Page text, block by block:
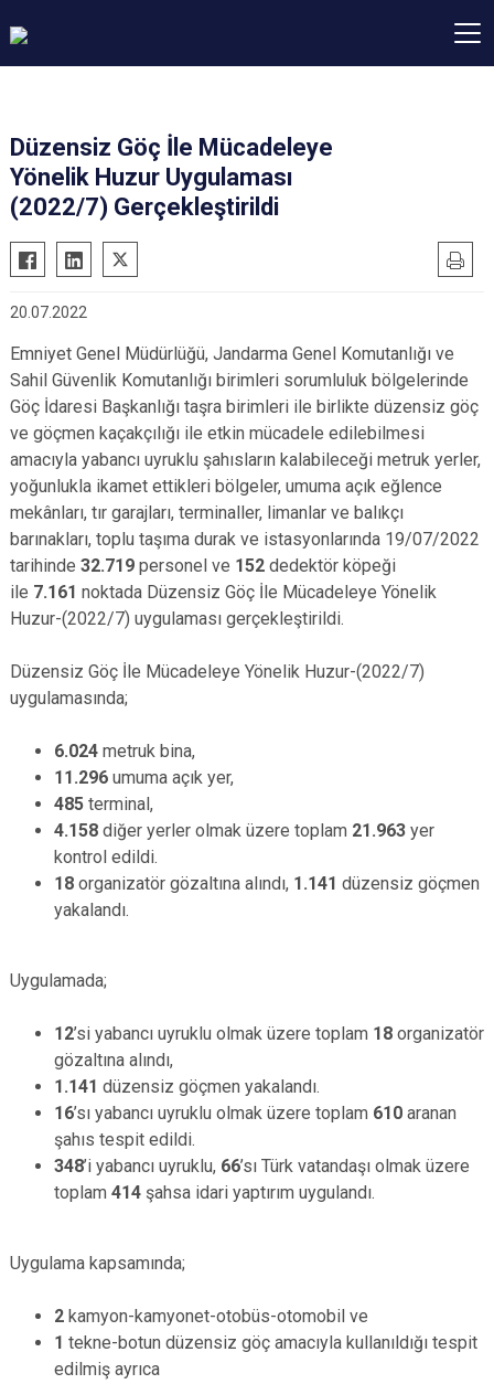
Düzensiz Göç İle Mücadeleye
Yönelik Huzur Uygulaması
(2022/7) Gerçekleştirildi
20.07.2022
Emniyet Genel Müdürlüğü, Jandarma Genel Komutanlığı ve
Sahil Güvenlik Komutanlığı birimleri sorumluluk bölgelerinde
Göç İdaresi Başkanlığı taşra birimleri ile birlikte düzensiz göç
ve göçmen kaçakçılığı ile etkin mücadele edilebilmesi
amacıyla yabancı uyruklu şahısların kalabileceği metruk yerler,
yoğunlukla ikamet ettikleri bölgeler, umuma açık eğlence
mekânları, tır garajları, terminaller, limanlar ve balıkçı
barınakları, toplu taşıma durak ve istasyonlarında 19/07/2022
tarihinde 32.719 personel ve 152 dedektör köpeği
ile 7.161 noktada Düzensiz Göç İle Mücadeleye Yönelik
Huzur-(2022/7) uygulaması gerçekleştirildi.
Düzensiz Göç İle Mücadeleye Yönelik Huzur-(2022/7)
uygulamasında;
6.024 metruk bina,
11.296 umuma açık yer,
485 terminal,
4.158 diğer yerler olmak üzere toplam 21.963 yer
kontrol edildi.
18 organizatör gözaltına alındı, 1.141 düzensiz göçmen
yakalandı.
Uygulamada;
12’si yabancı uyruklu olmak üzere toplam 18 organizatör
gözaltına alındı,
1.141 düzensiz göçmen yakalandı.
16’sı yabancı uyruklu olmak üzere toplam 610 aranan
şahıs tespit edildi.
348’i yabancı uyruklu, 66’sı Türk vatandaşı olmak üzere
toplam 414 şahsa idari yaptırım uygulandı.
Uygulama kapsamında;
2 kamyon-kamyonet-otobüs-otomobil ve
1 tekne-botun düzensiz göç amacıyla kullanıldığı tespit
edilmiş ayrıca